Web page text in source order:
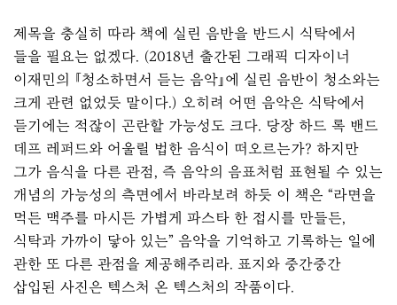
제목을 충실히 따라 책에 실린 음반을 반드시 식탁에서
들을 필요는 없겠다. (2018년 출간된 그래픽 디자이너
이재민의 『청소하면서 듣는 음악』에 실린 음반이 청소와는
크게 관련 없었듯 말이다.) 오히려 어떤 음악은 식탁에서
듣기에는 적잖이 곤란할 가능성도 크다. 당장 하드 록 밴드
데프 레퍼드와 어울릴 법한 음식이 떠오르는가? 하지만
그가 음식을 다른 관점, 즉 음악의 음표처럼 표현될 수 있는
개념의 가능성의 측면에서 바라보려 하듯 이 책은 “라면을
먹든 맥주를 마시든 가볍게 파스타 한 접시를 만들든,
식탁과 가까이 닿아 있는” 음악을 기억하고 기록하는 일에
관한 또 다른 관점을 제공해주리라. 표지와 중간중간
삽입된 사진은 텍스처 온 텍스처의 작품이다.